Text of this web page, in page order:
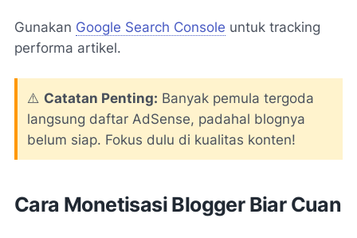
Gunakan Google Search Console untuk tracking
performa artikel.
⚠️ Catatan Penting: Banyak pemula tergoda
langsung daftar AdSense, padahal blognya
belum siap. Fokus dulu di kualitas konten!
Cara Monetisasi Blogger Biar Cuan